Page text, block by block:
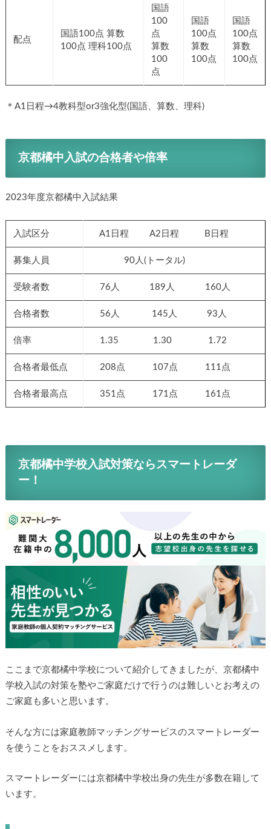
配点
国語100点 算数
100点 理科100点
国語
100
点
算数
100
点
国語
100点
算数
100点
国語
100点
算数
100点
＊A1日程→4教科型or3強化型(国語、算数、理科)
京都橘中入試の合格者や倍率
2023年度京都橘中入試結果
入試区分 A1日程 A2日程 B日程
募集人員 90人(トータル)
受験者数 76人 189人 160人
合格者数 56人 145人 93人
倍率 1.35 1.30 1.72
合格者最低点 208点 107点 111点
合格者最高点 351点 171点 161点
京都橘中学校入試対策ならスマートレーダ
ー！
ここまで京都橘中学校について紹介してきましたが、京都橘中
学校入試の対策を塾やご家庭だけで行うのは難しいとお考えの
ご家庭も多いと思います。
そんな方には家庭教師マッチングサービスのスマートレーダー
を使うことをおススメします。
スマートレーダーには京都橘中学校出身の先生が多数在籍して
います。